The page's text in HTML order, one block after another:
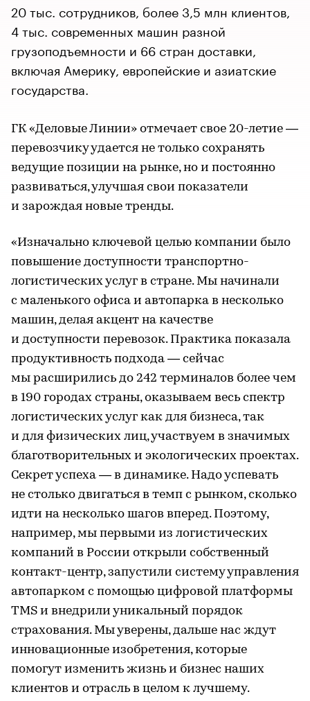
20 тыс. сотрудников, более 3,5 млн клиентов,
4 тыс. современных машин разной
грузоподъемности и 66 стран доставки,
включая Америку, европейские и азиатские
государства.
ГК «Деловые Линии» отмечает свое 20-летие —
перевозчику удается не только сохранять
ведущие позиции на рынке, но и постоянно
развиваться, улучшая свои показатели
и зарождая новые тренды.
«Изначально ключевой целью компании было
повышение доступности транспортно-
логистических услуг в стране. Мы начинали
с маленького офиса и автопарка в несколько
машин, делая акцент на качестве
и доступности перевозок. Практика показала
продуктивность подхода — сейчас
мы расширились до 242 терминалов более чем
в 190 городах страны, оказываем весь спектр
логистических услуг как для бизнеса, так
и для физических лиц, участвуем в значимых
благотворительных и экологических проектах.
Секрет успеха — в динамике. Надо успевать
не столько двигаться в темп с рынком, сколько
идти на несколько шагов вперед. Поэтому,
например, мы первыми из логистических
компаний в России открыли собственный
контакт-центр, запустили систему управления
автопарком с помощью цифровой платформы
TMS и внедрили уникальный порядок
страхования. Мы уверены, дальше нас ждут
инновационные изобретения, которые
помогут изменить жизнь и бизнес наших
клиентов и отрасль в целом к лучшему.